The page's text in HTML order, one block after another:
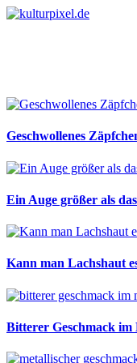
Geschwollenes
Ein Auge größer als
Kann man Lachshaut
Bitterer Geschmack